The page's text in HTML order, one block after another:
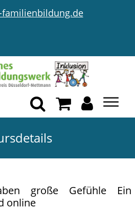
familienbildung.de
große Gefühle Ein
online